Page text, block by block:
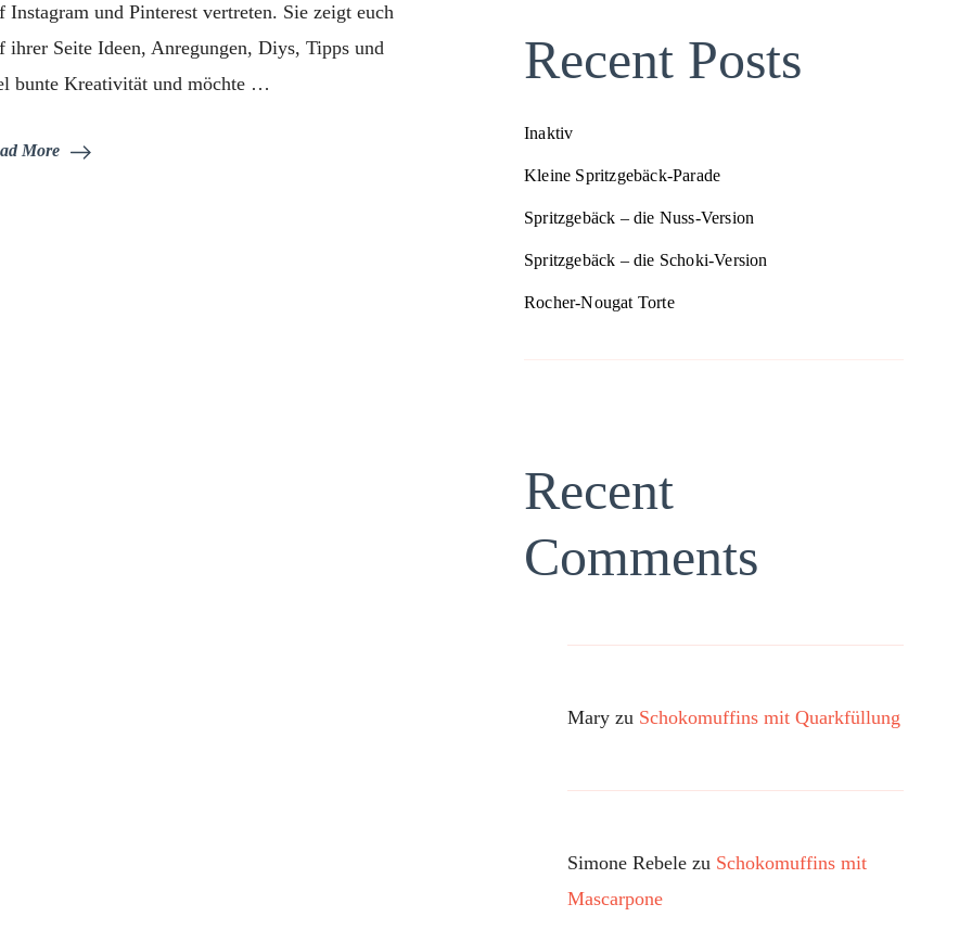
Instagram und Pinterest vertreten. Sie zeigt euch
ihrer Seite Ideen, Anregungen, Diys, Tipps und
bunte Kreativität und möchte …
More
Recent Posts
Inaktiv
Kleine Spritzgebäck-Parade
Spritzgebäck – die Nuss-Version
Spritzgebäck – die Schoki-Version
Rocher-Nougat Torte
Recent
Comments
Mary zu Schokomuffins mit Quarkfüllung
Simone Rebele zu Schokomuffins mit
Mascarpone